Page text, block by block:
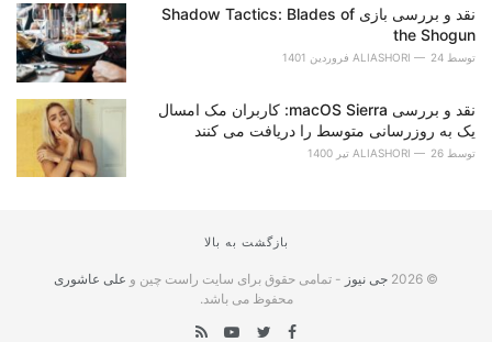
نقد و بررسی بازی Shadow Tactics: Blades of
the Shogun
توسط ALIASHORI 24 فروردین 1401
نقد و بررسی macOS Sierra: کاربران مک امسال
یک به روزرسانی متوسط را دریافت می کنند
توسط ALIASHORI 26 تیر 1400
بازگشت به بالا
© 2026 جی نیوز - تمامی حقوق برای سایت راست چین و علی عاشوری
محفوظ می باشد.